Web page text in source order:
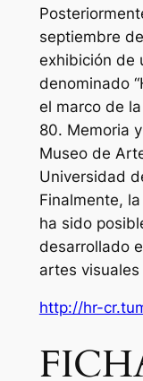
septiembre
exhibición de
denominado
el marco de
80. Memoria
Museo de
Universidad
Finalmente,
ha sido
desarrollado
artes
http://hr-